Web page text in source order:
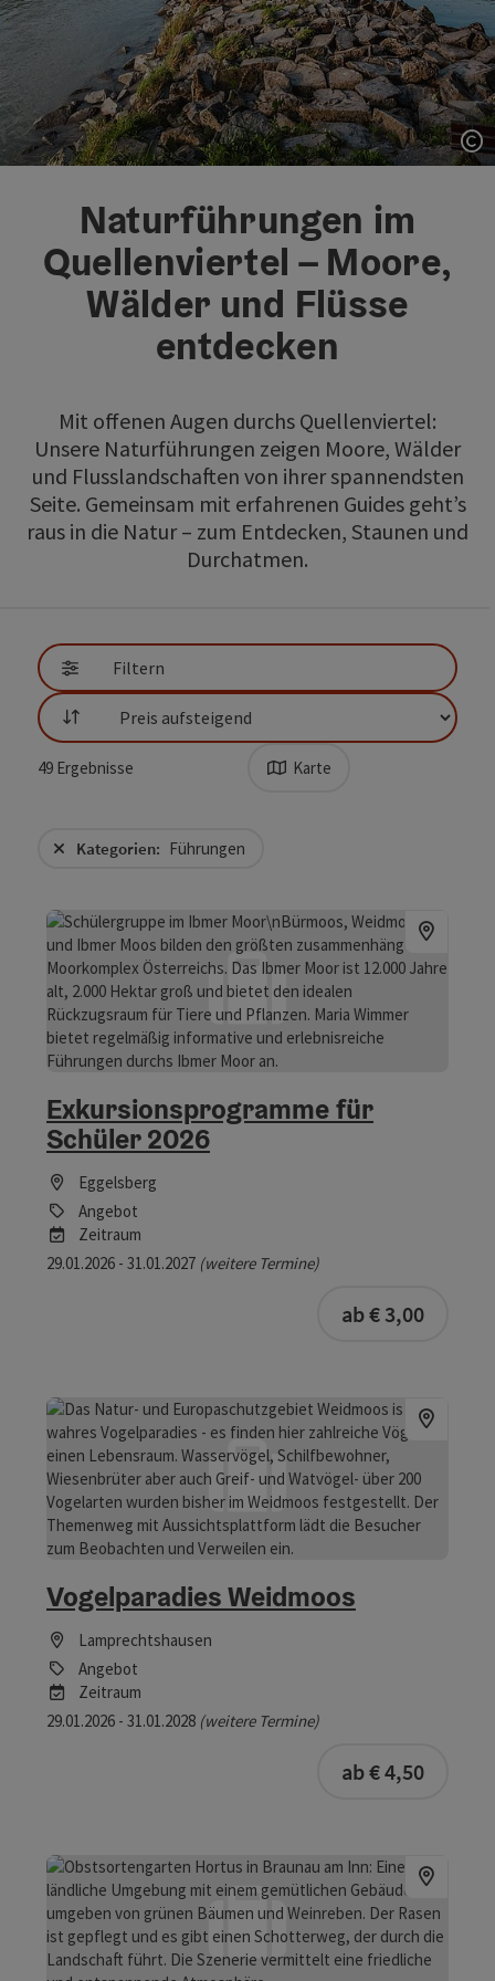
Naturführungen im
Quellenviertel – Moore,
Wälder und Flüsse
entdecken
Mit offenen Augen durchs Quellenviertel:
Unsere Naturführungen zeigen Moore, Wälder
und Flusslandschaften von ihrer spannendsten
Seite. Gemeinsam mit erfahrenen Guides geht’s
raus in die Natur – zum Entdecken, Staunen und
Durchatmen.
Filtern
Sortierung
49 Ergebnisse Karte
Kategorien: Führungen
Exkursionsprogramme für
Schüler 2026
Eggelsberg
Angebot
Zeitraum
29.01.2026 - 31.01.2027 (weitere Termine)
ab € 3,00
Vogelparadies Weidmoos
Lamprechtshausen
Angebot
Zeitraum
29.01.2026 - 31.01.2028 (weitere Termine)
ab € 4,50